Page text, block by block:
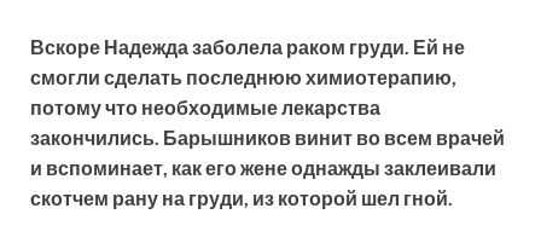
Вскоре Надежда заболела раком груди. Ей не
смогли сделать последнюю химиотерапию,
потому что необходимые лекарства
закончились. Барышников винит во всем врачей
и вспоминает, как его жене однажды заклеивали
скотчем рану на груди, из которой шел гной.